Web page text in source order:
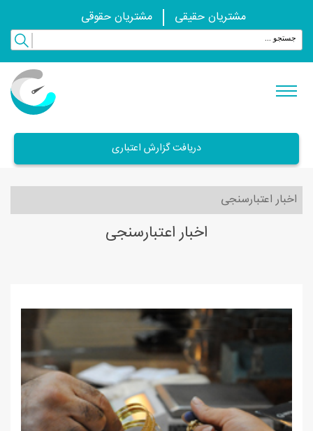
مشتریان حقیقی مشتریان حقوقی
دریافت گزارش اعتباری
اخبار اعتبارسنجی
اخبار اعتبارسنجی